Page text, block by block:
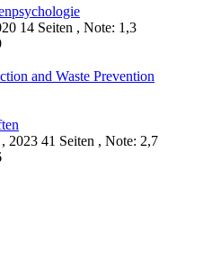
14 Seiten , Note: 1,3
and Waste Prevention
2023 41 Seiten , Note: 2,7